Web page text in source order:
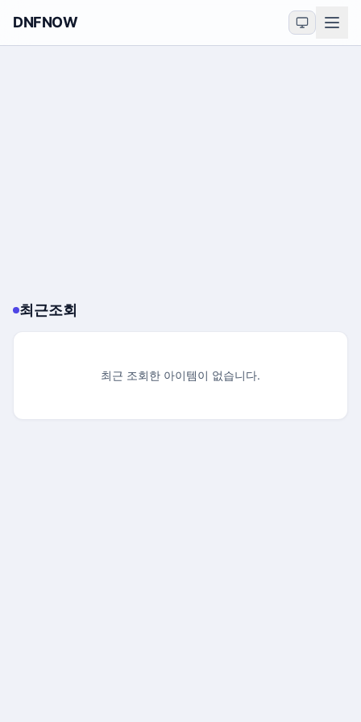
DNFNOW
최근조회
최근 조회한 아이템이 없습니다.